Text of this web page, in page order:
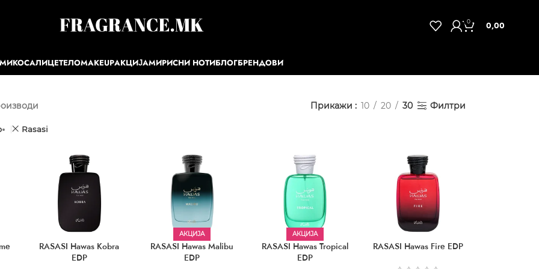
0 0,00
КОСАЛИЦЕТЕЛОMAKEUPАКЦИЈАМИРИСНИ НОТИБЛОГБРЕНДОВИ
Прикажи 10 20 30 Филтри
Rasasi
RASASI Hawas Kobra
EDP
АКЦИЈА
RASASI Hawas Malibu
EDP
АКЦИЈА
RASASI Hawas Tropical
EDP
RASASI Hawas Fire EDP